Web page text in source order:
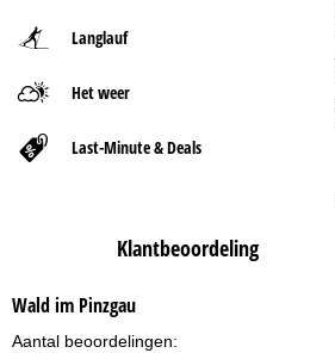
Langlauf
Het weer
Last-Minute & Deals
Klantbeoordeling
Wald im Pinzgau
Aantal beoordelingen: